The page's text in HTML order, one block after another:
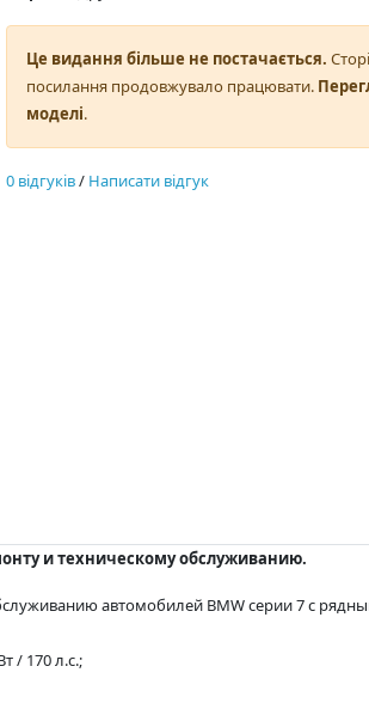
Це видання більше не постачається.
посилання продовжувало працювати.
моделі.
0 відгуків/ Написати відгук
и техническому обслуживанию.
автомобилей BMW серии 7 с
/ 170 л.с.;